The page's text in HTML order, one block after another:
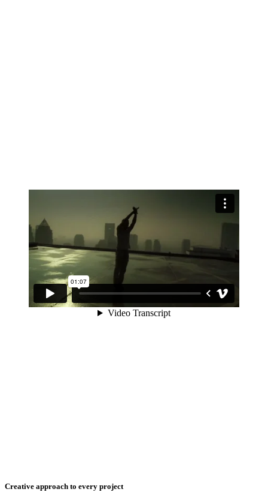
Creative approach to every project